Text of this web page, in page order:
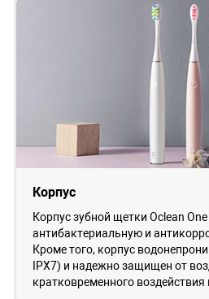
Корпус
Корпус зубной щетки Oclean
антибактериальную и
Кроме того, корпус
IPX7) и надежно защищен от
кратковременного воздействия